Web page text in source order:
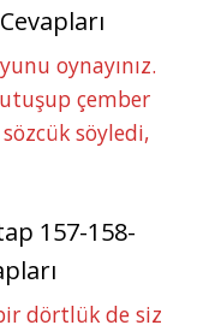
oynayınız.
çember
söyledi,
157-158-
dörtlük de siz